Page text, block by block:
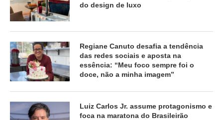
do design de luxo
Regiane Canuto desafia a tendência
das redes sociais e aposta na
essência: “Meu foco sempre foi o
doce, não a minha imagem”
Luiz Carlos Jr. assume protagonismo e
foca na maratona do Brasileirão